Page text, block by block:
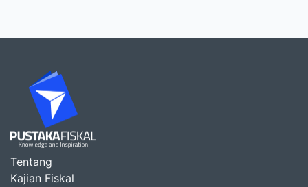
Tentang
Kajian Fiskal